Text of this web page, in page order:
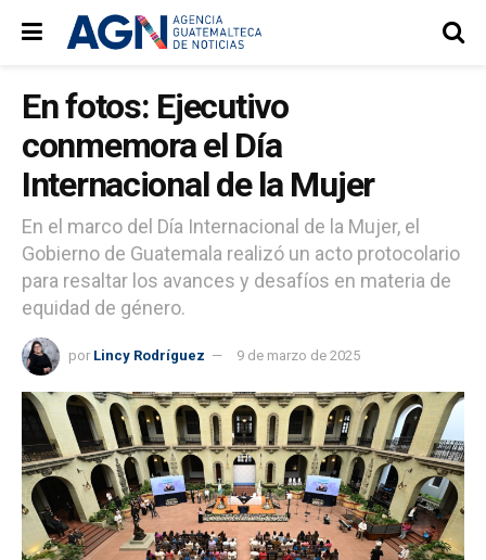
En fotos: Ejecutivo
conmemora el Día
Internacional de la Mujer
En el marco del Día Internacional de la Mujer, el
Gobierno de Guatemala realizó un acto protocolario
para resaltar los avances y desafíos en materia de
equidad de género.
por Lincy Rodríguez 9 de marzo de 2025